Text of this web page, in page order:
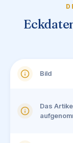
Bild
Das